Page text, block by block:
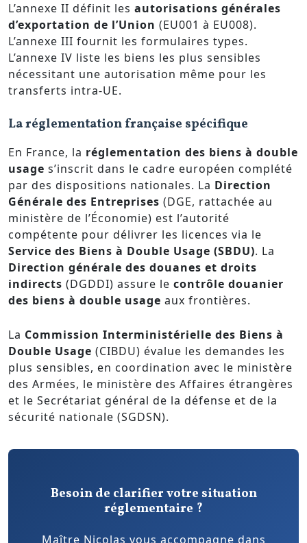
L’annexe II définit les autorisations générales
d’exportation de l’Union (EU001 à EU008).
L’annexe III fournit les formulaires types.
L’annexe IV liste les biens les plus sensibles
nécessitant une autorisation même pour les
transferts intra-UE.
La réglementation française spécifique
En France, la réglementation des biens à double
usage s’inscrit dans le cadre européen complété
par des dispositions nationales. La Direction
Générale des Entreprises (DGE, rattachée au
ministère de l’Économie) est l’autorité
compétente pour délivrer les licences via le
Service des Biens à Double Usage (SBDU). La
Direction générale des douanes et droits
indirects (DGDDI) assure le contrôle douanier
des biens à double usage aux frontières.
La Commission Interministérielle des Biens à
Double Usage (CIBDU) évalue les demandes les
plus sensibles, en coordination avec le ministère
des Armées, le ministère des Affaires étrangères
et le Secrétariat général de la défense et de la
sécurité nationale (SGDSN).
Besoin de clarifier votre situation
réglementaire ?
Maître Nicolas vous accompagne dans